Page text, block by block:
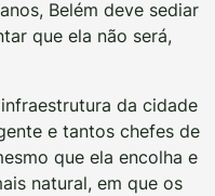
Belém deve sediar
que ela não será,
da cidade
e tantos chefes de
que ela encolha e
natural, em que os